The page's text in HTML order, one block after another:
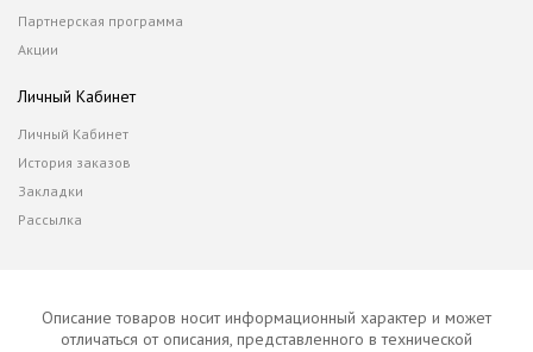
Партнерская программа
Акции
Личный Кабинет
Личный Кабинет
История заказов
Закладки
Рассылка
Описание товаров носит информационный характер и может
отличаться от описания, представленного в технической